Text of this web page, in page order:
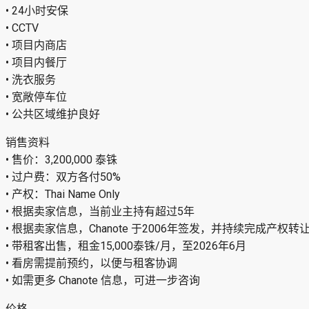
• 24小时安保
• CCTV
• 项目内商店
• 项目内餐厅
• 洗衣服务
• 宽敞停车位
• 公共区域维护良好
销售资料
• 售价：3,200,000 泰铢
• 过户费：双方各付50%
• 产权：Thai Name Only
• 根据卖家信息，当前业主持有超过5年
• 根据卖家信息，Chanote 于2006年签发，并持续完成产权转
• 带租客出售，租金15,000泰铢/月，至2026年6月
• 看房需提前预约，以便与租客协调
• 如需更多 Chanote 信息，可进一步咨询